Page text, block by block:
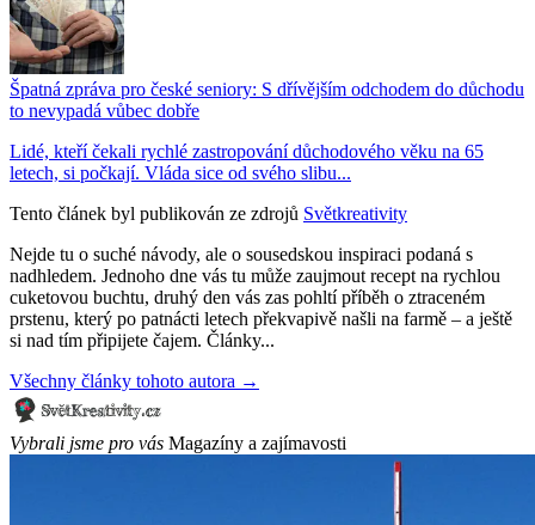
Špatná zpráva pro české seniory: S dřívějším odchodem do důchodu
to nevypadá vůbec dobře
Lidé, kteří čekali rychlé zastropování důchodového věku na 65
letech, si počkají. Vláda sice od svého slibu...
Tento článek byl publikován ze zdrojů Světkreativity
Nejde tu o suché návody, ale o sousedskou inspiraci podaná s
nadhledem. Jednoho dne vás tu může zaujmout recept na rychlou
cuketovou buchtu, druhý den vás zas pohltí příběh o ztraceném
prstenu, který po patnácti letech překvapivě našli na farmě – a ještě
si nad tím připijete čajem. Články...
Všechny články tohoto autora →
Vybrali jsme pro vás Magazíny a zajímavosti